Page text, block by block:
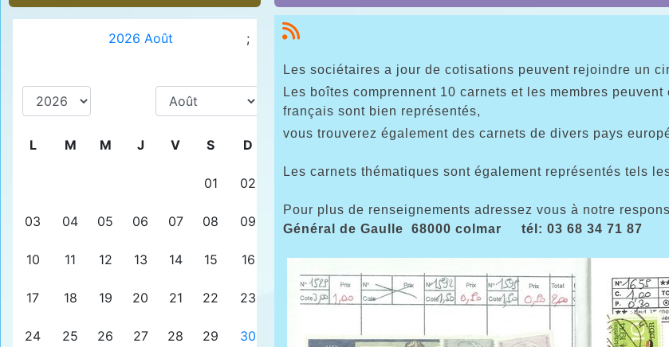
Les sociétaires a jour de cotisations peuvent rejoindre un
Les boîtes comprennent 10 carnets et les membres
français sont bien représentés,
vous trouverez également des carnets de divers pays
Les carnets thématiques sont également représentés tels
Pour plus de renseignements adressez vous à notre
Général de Gaulle 68000 colmar tél: 03 68 34 71 87